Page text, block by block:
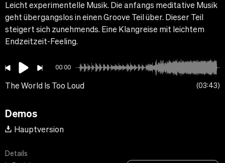
Leicht experimentelle Musik. Die anfangs meditative Musik
geht übergangslos in einen Groove Teil über. Dieser Teil
steigert sich zunehmends. Eine Klangreise mit leichtem
Endzeitzeit-Feeling.
00:00
The World Is Too Loud 03:43
Demos
Hauptversion
Details